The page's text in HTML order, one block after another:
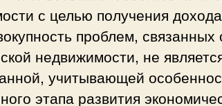
с целью получения
проблем, связанных
недвижимости, не
учитывающей
этапа развития